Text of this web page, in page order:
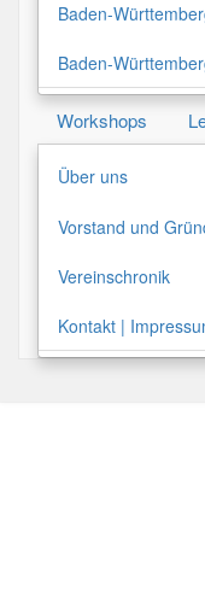
Baden-
Baden-
Workshops
Über uns
Vorstand und
Vereinschronik
Kontakt |